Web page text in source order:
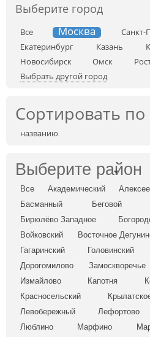
Выберите город
Все Москва Санкт-
Екатеринбург
Казань
Новосибирск
Омск
Выбрать другой город
Сортировать по
названию
Выберите район
Все Академический
Басманный
Беговой
Бирюлёво Западное
Войковский
Восточное
Гагаринский
Головинский
Дорогомилово
Замоскворечье
Измайлово
Капотня
Красносельский
Левобережный
Лефортово
Люблино Марфино